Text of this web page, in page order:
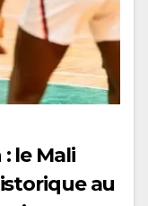
le Mali
au